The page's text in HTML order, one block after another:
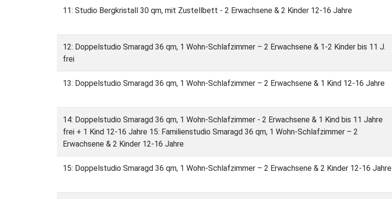
11: Studio Bergkristall 30 qm, mit Zustellbett - 2 Erwachsene & 2 Kinder 12-16 Jahre
12: Doppelstudio Smaragd 36 qm, 1 Wohn-Schlafzimmer – 2 Erwachsene & 1-2 Kinder bis 11 J.
frei
13: Doppelstudio Smaragd 36 qm, 1 Wohn-Schlafzimmer – 2 Erwachsene & 1 Kind 12-16 Jahre
14: Doppelstudio Smaragd 36 qm, 1 Wohn-Schlafzimmer - 2 Erwachsene & 1 Kind bis 11 Jahre
frei + 1 Kind 12-16 Jahre 15: Familienstudio Smaragd 36 qm, 1 Wohn-Schlafzimmer – 2
Erwachsene & 2 Kinder 12-16 Jahre
15: Doppelstudio Smaragd 36 qm, 1 Wohn-Schlafzimmer – 2 Erwachsene & 2 Kinder 12-16 Jahre